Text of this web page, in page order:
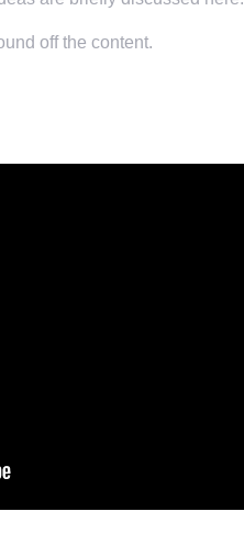
off the content.